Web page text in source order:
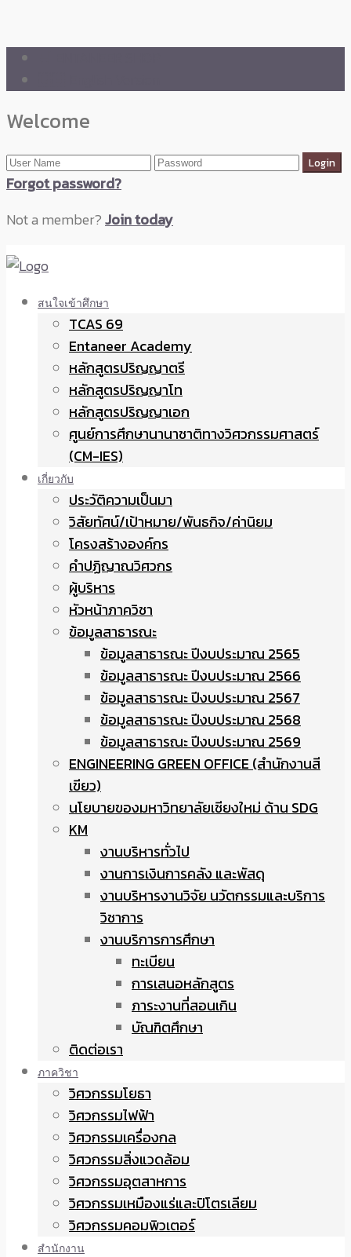
Welcome
Forgot password?
Not a member?Join today
สนใจเข้าศึกษา
TCAS 69
Entaneer Academy
หลักสูตรปริญญาตรี
หลักสูตรปริญญาโท
หลักสูตรปริญญาเอก
ศูนย์การศึกษานานาชาติทางวิศวกรรมศาสตร์
(CM-IES)
เกี่ยวกับ
ประวัติความเป็นมา
วิสัยทัศน์/เป้าหมาย/พันธกิจ/ค่านิยม
โครงสร้างองค์กร
คำปฏิญาณวิศวกร
ผู้บริหาร
หัวหน้าภาควิชา
ข้อมูลสาธารณะ
ข้อมูลสาธารณะ ปีงบประมาณ 2565
ข้อมูลสาธารณะ ปีงบประมาณ 2566
ข้อมูลสาธารณะ ปีงบประมาณ 2567
ข้อมูลสาธารณะ ปีงบประมาณ 2568
ข้อมูลสาธารณะ ปีงบประมาณ 2569
ENGINEERING GREEN OFFICE (สำนักงานสี
เขียว)
นโยบายของมหาวิทยาลัยเชียงใหม่ ด้าน SDG
KM
งานบริหารทั่วไป
งานการเงินการคลัง และพัสดุ
งานบริหารงานวิจัย นวัตกรรมและบริการ
วิชาการ
งานบริการการศึกษา
ทะเบียน
การเสนอหลักสูตร
ภาระงานที่สอนเกิน
บัณฑิตศึกษา
ติดต่อเรา
ภาควิชา
วิศวกรรมโยธา
วิศวกรรมไฟฟ้า
วิศวกรรมเครื่องกล
วิศวกรรมสิ่งแวดล้อม
วิศวกรรมอุตสาหการ
วิศวกรรมเหมืองแร่และปิโตรเลียม
วิศวกรรมคอมพิวเตอร์
สำนักงาน